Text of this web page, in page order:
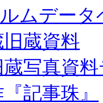
ムデータ
蔵資料
蔵写真資
記事珠』